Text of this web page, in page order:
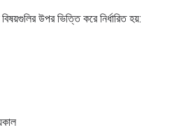
উপর ভিত্তি করে নির্ধারিত হয়: